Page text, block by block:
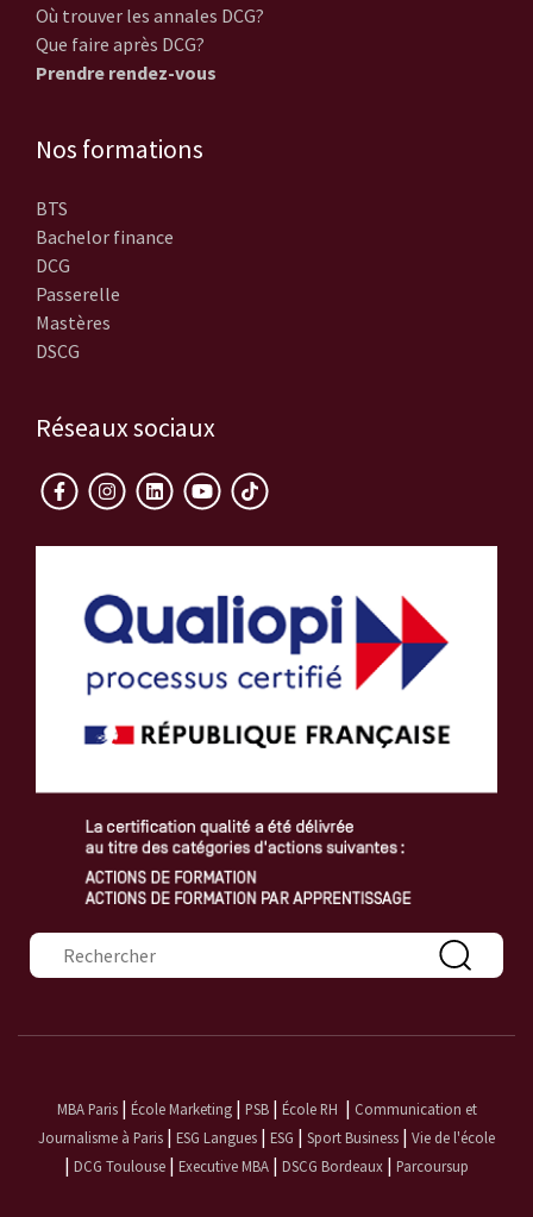
Où trouver les annales DCG?
Que faire après DCG?
Prendre rendez-vous
Nos formations
BTS
Bachelor finance
DCG
Passerelle
Mastères
DSCG
Réseaux sociaux
Formulaire de recherche
MBA Paris| École Marketing| PSB| École RH | Communication et
Journalisme à Paris | ESG Langues | ESG | Sport Business | Vie de l'école
| DCG Toulouse | Executive MBA | DSCG Bordeaux | Parcoursup